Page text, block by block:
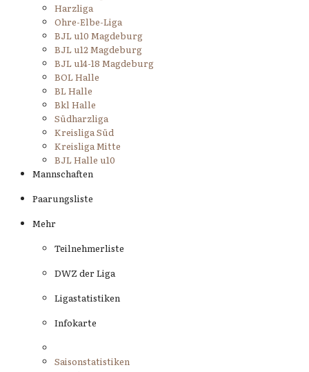
Harzliga
Ohre-Elbe-Liga
BJL u10 Magdeburg
BJL u12 Magdeburg
BJL u14-18 Magdeburg
BOL Halle
BL Halle
Bkl Halle
Südharzliga
Kreisliga Süd
Kreisliga Mitte
BJL Halle u10
Mannschaften
Paarungsliste
Mehr
Teilnehmerliste
DWZ der Liga
Ligastatistiken
Infokarte
Saisonstatistiken